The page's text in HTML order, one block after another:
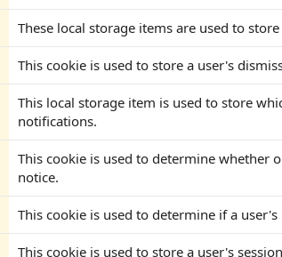
These local storage items are used to
This cookie is used to store a user's
This local storage item is used to store
notifications.
This cookie is used to determine whether
notice.
This cookie is used to determine if a
This cookie is used to store a user's